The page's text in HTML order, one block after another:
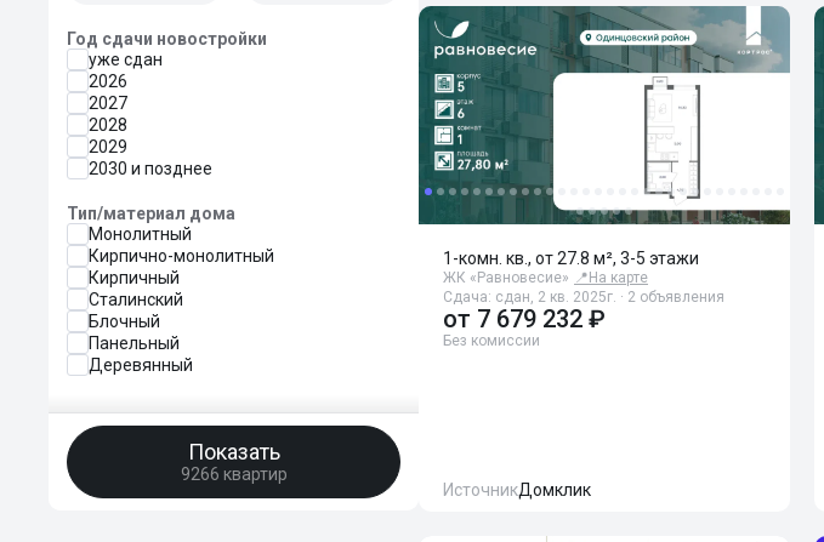
Год сдачи новостройки
уже сдан
2026
2027
2028
2029
2030 и позднее
Тип/материал дома
Монолитный
Кирпично-монолитный
Кирпичный
Сталинский
Блочный
Панельный
Деревянный
Показать
9266 квартир
1-комн. кв., от 27.8 м², 3-5 этажи
ЖК «Равновесие» 📍 На карте
Сдача: сдан, 2 кв. 2025г. · 2 объявления
от 7 679 232 ₽
Без комиссии
ИсточникДомклик